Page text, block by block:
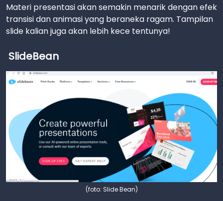
Materi presentasi akan semakin menarik dengan efek
transisi dan animasi yang beraneka ragam. Tampilan
slide kalian juga akan lebih kece tentunya!
SlideBean
(foto: Slide Bean)